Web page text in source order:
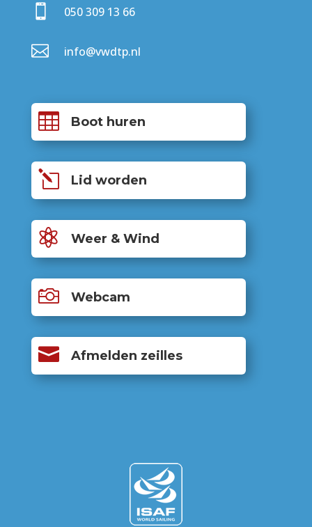
 050 309 13 66
 info@vwdtp.nl
 Boot huren
l Lid worden
 Weer & Wind
 Webcam
 Afmelden zeilles